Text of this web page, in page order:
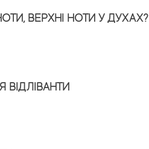
ВЕРХНІ НОТИ У ДУХАХ?